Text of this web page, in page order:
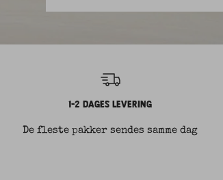
1-2 DAGES LEVERING
De fleste pakker sendes samme dag